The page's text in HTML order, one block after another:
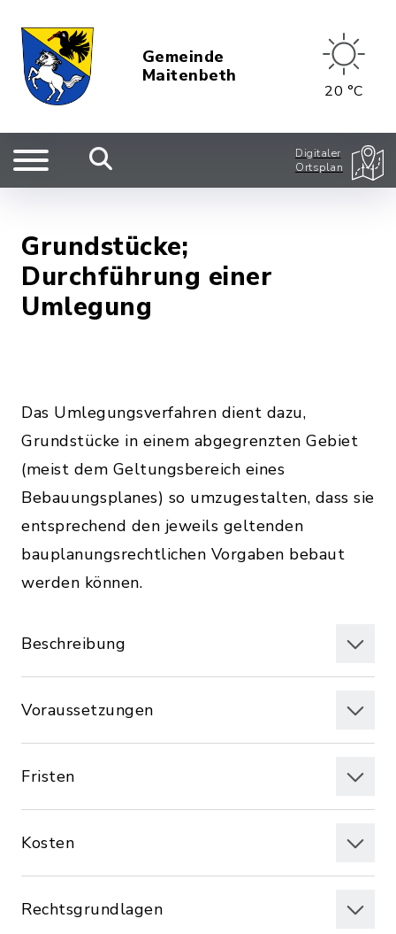
Gemeinde
Maitenbeth
20 °C
Digitaler
Ortsplan
Grundstücke;
Durchführung einer
Umlegung
Das Umlegungsverfahren dient dazu,
Grundstücke in einem abgegrenzten Gebiet
(meist dem Geltungsbereich eines
Bebauungsplanes) so umzugestalten, dass sie
entsprechend den jeweils geltenden
bauplanungsrechtlichen Vorgaben bebaut
werden können.
Beschreibung
Voraussetzungen
Fristen
Kosten
Rechtsgrundlagen